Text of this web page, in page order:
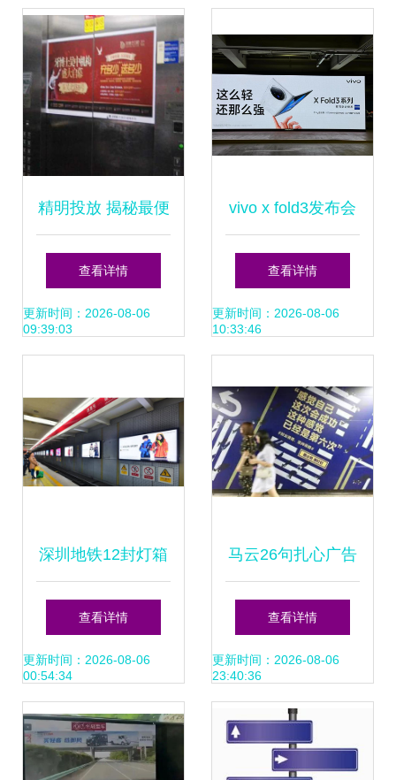
是广告业的变革？
精明投放 揭秘最便
宜的电梯广告招租
与独家发布门道
查看详情
更新时间：2026-08-06
09:39:03
vivo x fold3发布会
真的豪啊,机场广告
牌这是包圆了么?
查看详情
更新时间：2026-08-06
10:33:46
深圳地铁12封灯箱
广告灯箱套装广告
4/6灯箱广告投放发
布_公司动态_演艺
吧_中华演出网
查看详情
更新时间：2026-08-06
00:54:34
马云26句扎心广告
语引爆网络 浓缩十
年智慧，句句直抵
人心
查看详情
更新时间：2026-08-06
23:40:36